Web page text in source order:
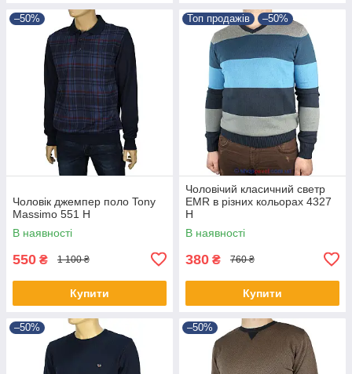
–50%
Чоловік джемпер поло Tony
Massimo 551 Н
В наявності
550 ₴ 1 100 ₴
Купити
Топ продажів –50%
Чоловічий класичний светр
EMR в різних кольорах 4327
Н
В наявності
380 ₴ 760 ₴
Купити
–50% –50%